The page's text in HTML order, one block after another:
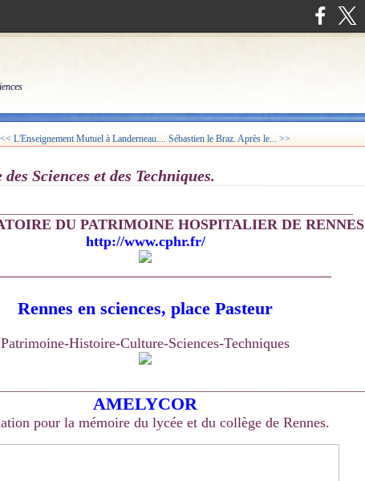
<< L'Enseignement Mutuel à Landerneau.... Sébastien le Braz. Après le... >>
Sciences et des Techniques.
DU PATRIMOINE HOSPITALIER DE RENNES
http://www.cphr.fr/
Rennes en sciences, place Pasteur
Patrimoine-Histoire-Culture-Sciences-Techniques
AMELYCOR
pour la mémoire du lycée et du collège de Rennes.